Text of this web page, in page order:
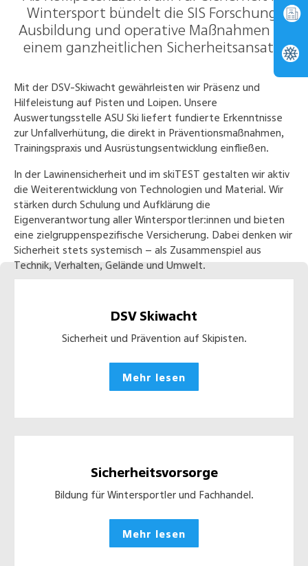
Wintersport bündelt die SIS Forschung,
Ausbildung und operative Maßnahmen zu
einem ganzheitlichen Sicherheitsansatz.
Mit der DSV-Skiwacht gewährleisten wir Präsenz und
Hilfeleistung auf Pisten und Loipen. Unsere
Auswertungsstelle ASU Ski liefert fundierte Erkenntnisse
zur Unfallverhütung, die direkt in Präventionsmaßnahmen,
Trainingspraxis und Ausrüstungsentwicklung einfließen.
In der Lawinensicherheit und im skiTEST gestalten wir aktiv
die Weiterentwicklung von Technologien und Material. Wir
stärken durch Schulung und Aufklärung die
Eigenverantwortung aller Wintersportler:innen und bieten
eine zielgruppenspezifische Versicherung. Dabei denken wir
Sicherheit stets systemisch – als Zusammenspiel aus
Technik, Verhalten, Gelände und Umwelt.
DSV Skiwacht
Sicherheit und Prävention auf Skipisten.
Mehr lesen
Sicherheitsvorsorge
Bildung für Wintersportler und Fachhandel.
Mehr lesen